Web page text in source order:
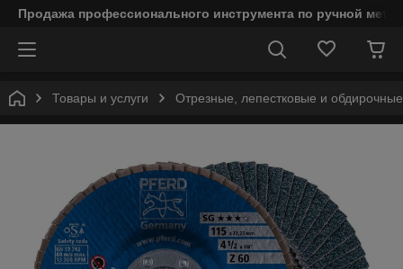
Продажа профессионального инструмента по ручной
Товары и услуги Отрезные, лепестковые и